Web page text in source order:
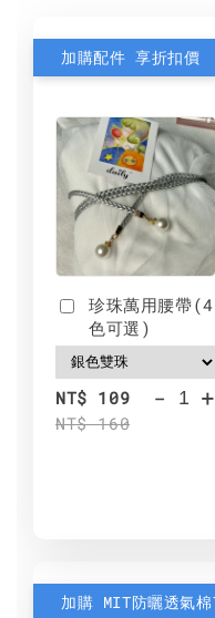
加購配件 享折扣價
珍珠萬用腰帶(4
色可選)
NT$ 109
NT$ 160
- +